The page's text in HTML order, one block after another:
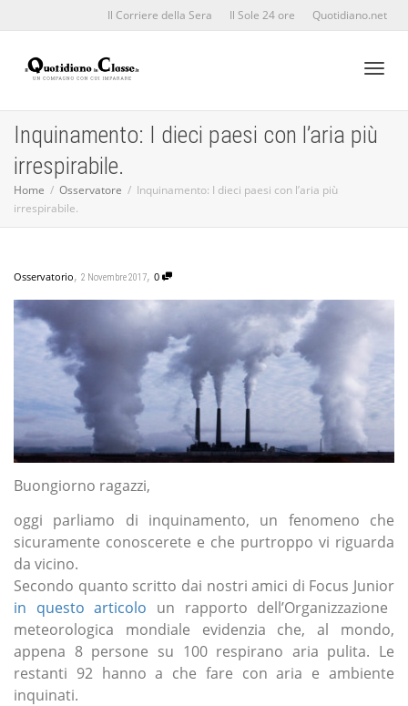
Il Corriere della Sera Il Sole 24 ore Quotidiano.net
Inquinamento: I dieci paesi con l’aria più
irrespirabile.
Home Osservatore
Inquinamento: I dieci paesi con l’aria più
irrespirabile.
Osservatorio, 2 Novembre 2017, 0
Buongiorno ragazzi,
oggi parliamo di inquinamento, un fenomeno che
sicuramente conoscerete e che purtroppo vi riguarda
da vicino.
Secondo quanto scritto dai nostri amici di Focus Junior
in questo articolo un rapporto dell’Organizzazione
meteorologica mondiale evidenzia che, al mondo,
appena 8 persone su 100 respirano aria pulita. Le
restanti 92 hanno a che fare con aria e ambiente
inquinati.